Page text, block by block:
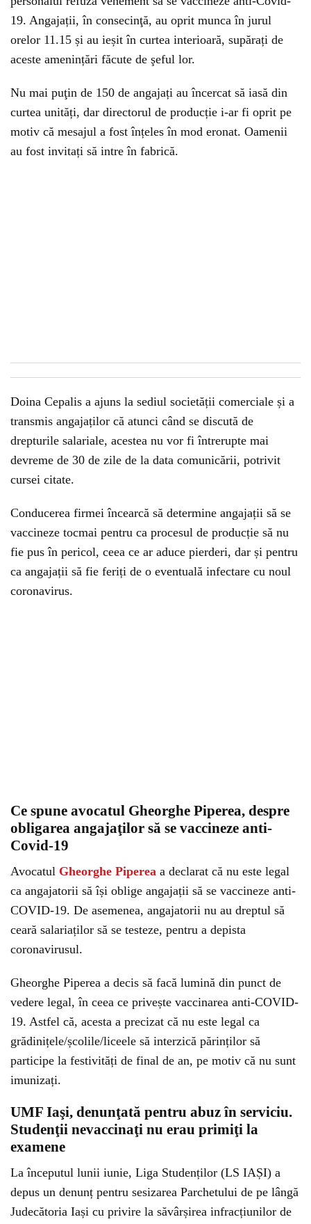
19. Angajații, în consecinţă, au oprit munca în jurul
orelor 11.15 și au ieșit în curtea interioară, supărați de
aceste amenințări făcute de şeful lor.
Nu mai puţin de 150 de angajați au încercat să iasă din
curtea unități, dar directorul de producție i-ar fi oprit pe
motiv că mesajul a fost înțeles în mod eronat. Oamenii
au fost invitați să intre în fabrică.
Doina Cepalis a ajuns la sediul societății comerciale și a
transmis angajaților că atunci când se discută de
drepturile salariale, acestea nu vor fi întrerupte mai
devreme de 30 de zile de la data comunicării, potrivit
cursei citate.
Conducerea firmei încearcă să determine angajații să se
vaccineze tocmai pentru ca procesul de producție să nu
fie pus în pericol, ceea ce ar aduce pierderi, dar și pentru
ca angajații să fie feriți de o eventuală infectare cu noul
coronavirus.
Ce spune avocatul Gheorghe Piperea, despre
obligarea angajaţilor să se vaccineze anti-
Covid-19
Avocatul Gheorghe Piperea a declarat că nu este legal
ca angajatorii să își oblige angajații să se vaccineze anti-
COVID-19. De asemenea, angajatorii nu au dreptul să
ceară salariaților să se testeze, pentru a depista
coronavirusul.
Gheorghe Piperea a decis să facă lumină din punct de
vedere legal, în ceea ce privește vaccinarea anti-COVID-
19. Astfel că, acesta a precizat că nu este legal ca
grădinițele/școlile/liceele să interzică părinților să
participe la festivități de final de an, pe motiv că nu sunt
imunizați.
UMF Iaşi, denunţată pentru abuz în serviciu.
Studenţii nevaccinaţi nu erau primiţi la
examene
La începutul lunii iunie, Liga Studenților (LS IAȘI) a
depus un denunț pentru sesizarea Parchetului de pe lângă
Judecătoria Iași cu privire la săvârșirea infracțiunilor de